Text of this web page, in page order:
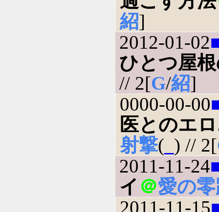
紹]
2012-01-02
ひとつ屋
// 2[G/紹]
0000-00-00
医とのエ
射撃( ) // 2[
2011-11-24
イ ＠愛の
2011-11-15